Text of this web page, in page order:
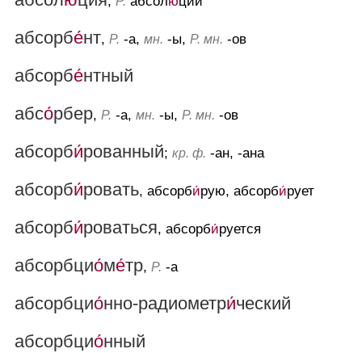
абсорбе́нт, Р. -а, мн. -ы, Р. мн. -ов
абсорбе́нтный
абсо́рбер, Р. -а, мн. -ы, Р. мн. -ов
абсорби́рованный; кр. ф. -ан, -ана
абсорби́ровать, абсорби́рую, абсорби́рует
абсорби́роваться, абсорби́руется
абсорбцио́ме́тр, Р. -а
абсорбцио́нно-радиометри́ческий
абсорбцио́нный